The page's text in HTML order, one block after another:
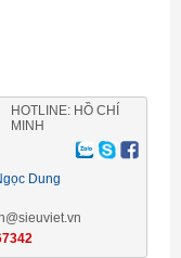
HOTLINE: HỒ CHÍ
MINH
Dung